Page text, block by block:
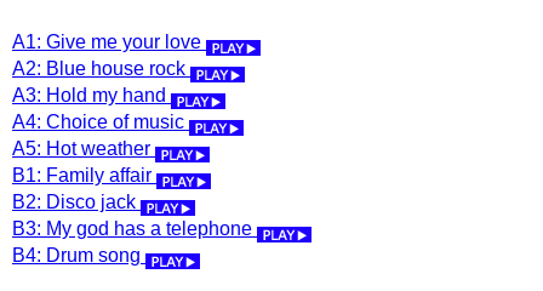
A1: Give me your love
A2: Blue house rock
A3: Hold my hand
A4: Choice of music
A5: Hot weather
B1: Family affair
B2: Disco jack
B3: My god has a telephone
B4: Drum song